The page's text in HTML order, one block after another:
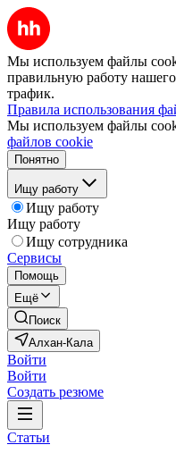
Мы используем файлы
правильную работу нашего
трафик.
Правила использования
Мы используем файлы
файлов cookie
Понятно
Ищу работу
Ищу работу
Ищу работу
Ищу сотрудника
Сервисы
Помощь
Ещё
Поиск
Алхан-Кала
Войти
Войти
Создать резюме
Статьи